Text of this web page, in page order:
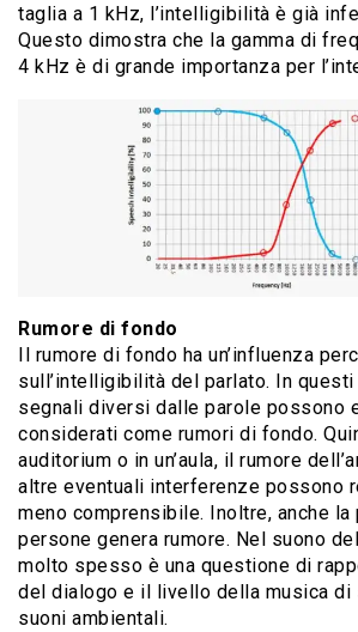
taglia a 1 kHz, l’intelligibilità è già
Questo dimostra che la gamma di
4 kHz è di grande importanza per
Rumore di fondo
Il rumore di fondo ha un’influenza
sull’intelligibilità del parlato. In
segnali diversi dalle parole possono
considerati come rumori di fondo.
auditorium o in un’aula, il rumore
altre eventuali interferenze possono
meno comprensibile. Inoltre, anche
persone genera rumore. Nel suono
molto spesso è una questione di
del dialogo e il livello della musica
suoni ambientali.